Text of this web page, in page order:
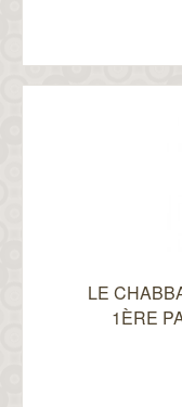
LE
1ÈRE